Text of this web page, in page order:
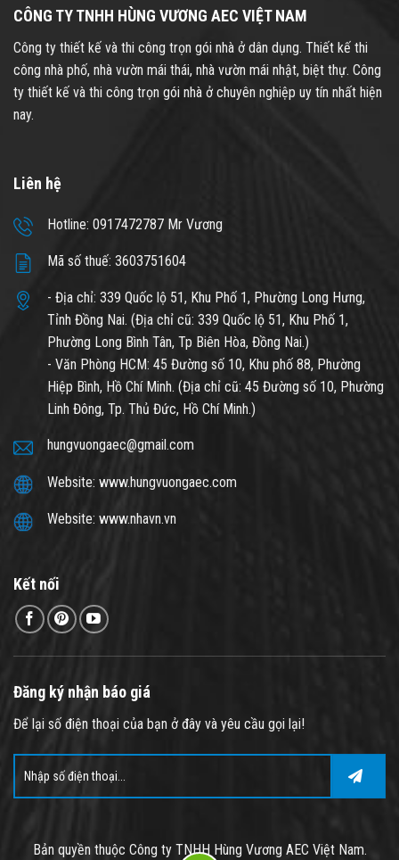
CÔNG TY TNHH HÙNG VƯƠNG AEC VIỆT NAM
Công ty thiết kế và thi công trọn gói nhà ở dân dụng. Thiết kế thi
công nhà phố, nhà vườn mái thái, nhà vườn mái nhật, biệt thự. Công
ty thiết kế và thi công trọn gói nhà ở chuyên nghiệp uy tín nhất hiện
nay.
Liên hệ
Hotline: 0917472787 Mr Vương
Mã số thuế: 3603751604
- Địa chỉ: 339 Quốc lộ 51, Khu Phố 1, Phường Long Hưng,
Tỉnh Đồng Nai. (Địa chỉ cũ: 339 Quốc lộ 51, Khu Phố 1,
Phường Long Bình Tân, Tp Biên Hòa, Đồng Nai.)
- Văn Phòng HCM: 45 Đường số 10, Khu phố 88, Phường
Hiệp Bình, Hồ Chí Minh. (Địa chỉ cũ: 45 Đường số 10, Phường
Linh Đông, Tp. Thủ Đức, Hồ Chí Minh.)
hungvuongaec@gmail.com
Website: www.hungvuongaec.com
Website: www.nhavn.vn
Kết nối
Đăng ký nhận báo giá
Để lại số điện thoại của bạn ở đây và yêu cầu gọi lại!
Bản quyền thuộc Công ty TNHH Hùng Vương AEC Việt Nam.